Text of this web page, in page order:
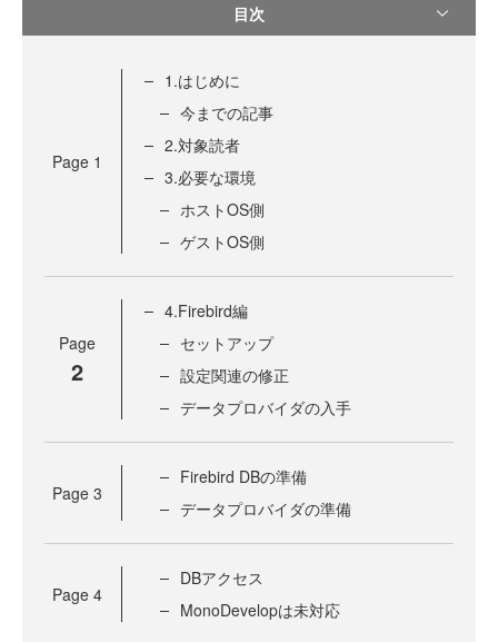
目次
Page 1
1.はじめに
今までの記事
2.対象読者
3.必要な環境
ホストOS側
ゲストOS側
Page
2
4.Firebird編
セットアップ
設定関連の修正
データプロバイダの入手
Page 3
Firebird DBの準備
データプロバイダの準備
Page 4
DBアクセス
MonoDevelopは未対応